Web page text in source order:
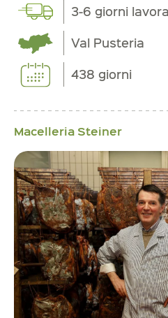
3-6 giorni
Val Pusteria
438 giorni
Macelleria Steiner